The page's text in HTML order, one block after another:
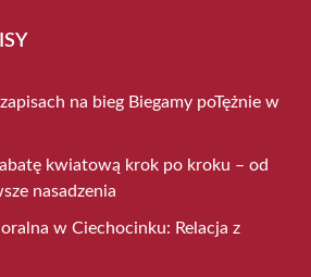
na bieg Biegamy poTężnie w
kwiatową krok po kroku – od
nasadzenia
w Ciechocinku: Relacja z